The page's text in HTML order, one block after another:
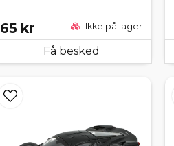
65 kr Ikke på lager
Få besked